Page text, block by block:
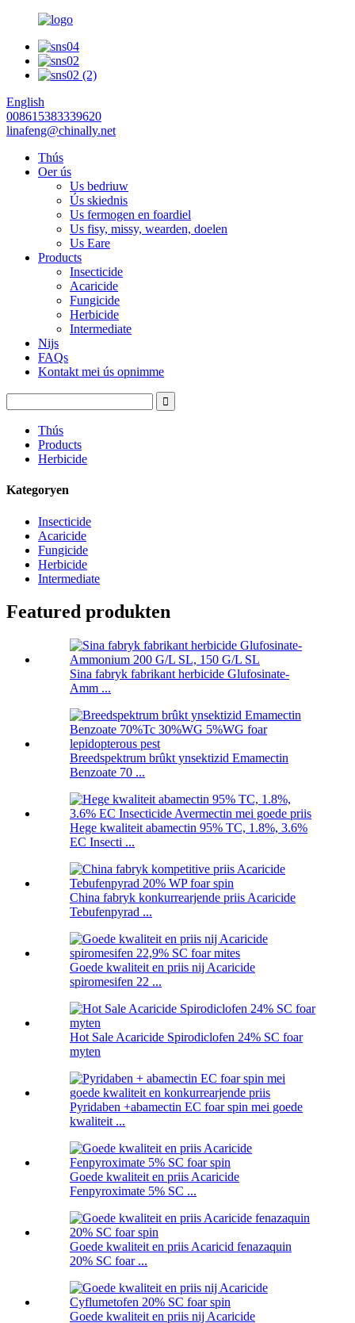
English
008615383339620
linafeng@chinally.net
Thús
Oer ús
Us bedriuw
Ús skiednis
Us fermogen en foardiel
Us fisy, missy, wearden, doelen
Us Eare
Products
Insecticide
Acaricide
Fungicide
Herbicide
Intermediate
Nijs
FAQs
Kontakt mei ús opnimme
Thús
Products
Herbicide
Kategoryen
Insecticide
Acaricide
Fungicide
Herbicide
Intermediate
Featured produkten
Sina fabryk fabrikant herbicide Glufosinate-
Amm ...
Breedspektrum brûkt ynsektizid Emamectin
Benzoate 70 ...
Hege kwaliteit abamectin 95% TC, 1.8%, 3.6%
EC Insecti ...
China fabryk konkurrearjende priis Acaricide
Tebufenpyrad ...
Goede kwaliteit en priis nij Acaricide
spiromesifen 22 ...
Hot Sale Acaricide Spirodiclofen 24% SC foar
myten
Pyridaben +abamectin EC foar spin mei goede
kwaliteit ...
Goede kwaliteit en priis Acaricide
Fenpyroximate 5% SC ...
Goede kwaliteit en priis Acaricid fenazaquin
20% SC foar ...
Goede kwaliteit en priis nij Acaricide